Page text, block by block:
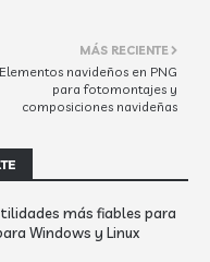
MÁS RECIENTE
Elementos navideños en PNG
para fotomontajes y
composiciones navideñas
más fiables para
Windows y Linux